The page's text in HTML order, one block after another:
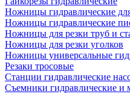
Ножницы гидравлические
Ножницы гидравлические
Ножницы для резки труб и
Ножницы для резки уголков
Ножницы универсальные
Резаки тросовые
Станции гидравлические
Съемники гидравлические и